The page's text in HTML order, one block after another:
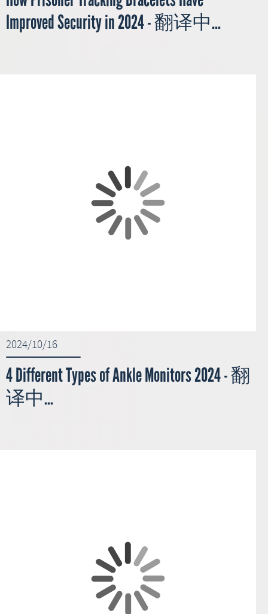
Improved Security in 2024 - 翻译中...
2024/10/16
4 Different Types of Ankle Monitors 2024 - 翻
译中...